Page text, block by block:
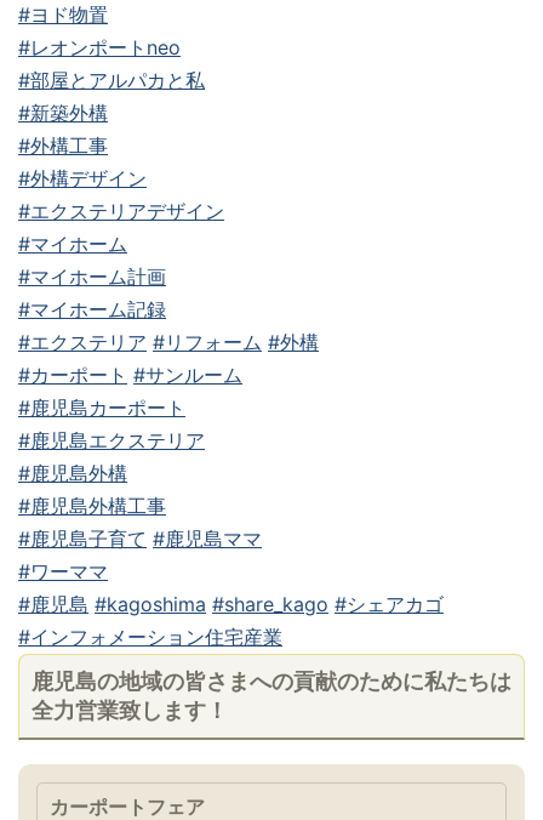
#ヨド物置
#レオンポートneo
#部屋とアルパカと私
#新築外構
#外構工事
#外構デザイン
#エクステリアデザイン
#マイホーム
#マイホーム計画
#マイホーム記録
#エクステリア #リフォーム #外構
#カーポート #サンルーム
#鹿児島カーポート
#鹿児島エクステリア
#鹿児島外構
#鹿児島外構工事
#鹿児島子育て #鹿児島ママ
#ワーママ
#鹿児島 #kagoshima #share_kago #シェアカゴ
#インフォメーション住宅産業
鹿児島の地域の皆さまへの貢献のために私たちは
全力営業致します！
カーポートフェア